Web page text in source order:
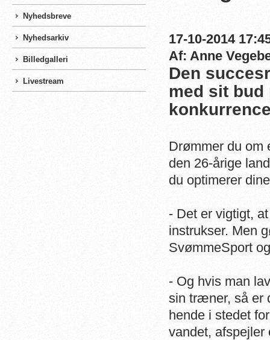
Nyhedsbreve
Nyhedsarkiv
Billedgalleri
Livestream
17-10-2014
Af: Anne
Den
med sit bud
Drømmer du om
den 26-årige
du optimerer
- Det er vigtigt,
instrukser. Men
SvømmeSport
- Og hvis man
sin træner, så er
hende i stedet
vandet, afspejler